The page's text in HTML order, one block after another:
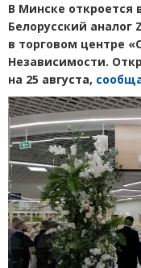
В Минске откроется
Белорусский аналог
в торговом центре «
Независимости.
на 25 августа,